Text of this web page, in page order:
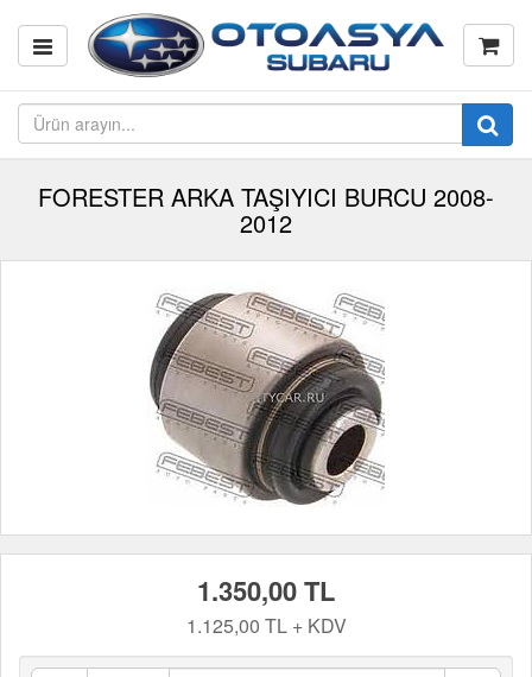
FORESTER ARKA TAŞIYICI BURCU 2008-
2012
1.350,00 TL
1.125,00 TL + KDV